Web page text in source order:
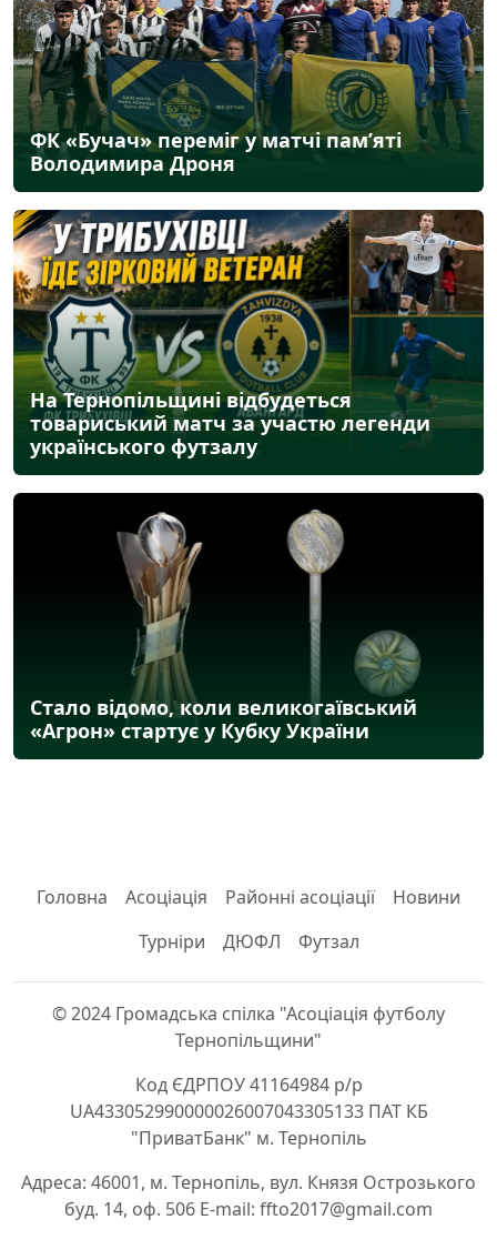
ФК «Бучач» переміг у матчі пам’яті
Володимира Дроня
На Тернопільщині відбудеться
товариський матч за участю легенди
українського футзалу
Стало відомо, коли великогаївський
«Агрон» стартує у Кубку України
Головна Асоціація Районні асоціації
Новини
Турніри
ДЮФЛ Футзал
© 2024 Громадська спілка "Асоціація футболу
Тернопільщини"
Код ЄДРПОУ 41164984 р/р
UA433052990000026007043305133 ПАТ КБ
"ПриватБанк" м. Тернопіль
Адреса: 46001, м. Тернопіль, вул. Князя Острозького
буд. 14, оф. 506 E-mail: ffto2017@gmail.com